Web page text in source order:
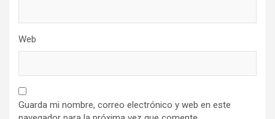
Web
Guarda mi nombre, correo electrónico y web en este